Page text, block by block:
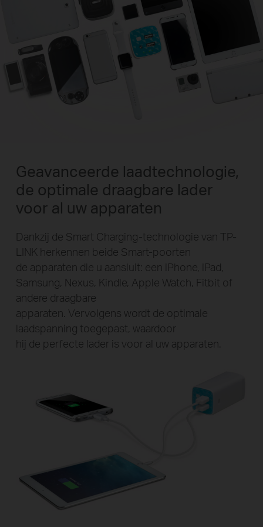
Geavanceerde laadtechnologie,
de optimale draagbare lader
voor al uw apparaten
Dankzij de Smart Charging-technologie van TP-
LINK herkennen beide Smart-poorten
de apparaten die u aansluit: een iPhone, iPad,
Samsung, Nexus, Kindle, Apple Watch, Fitbit of
andere draagbare
apparaten. Vervolgens wordt de optimale
laadspanning toegepast, waardoor
hij de perfecte lader is voor al uw apparaten.